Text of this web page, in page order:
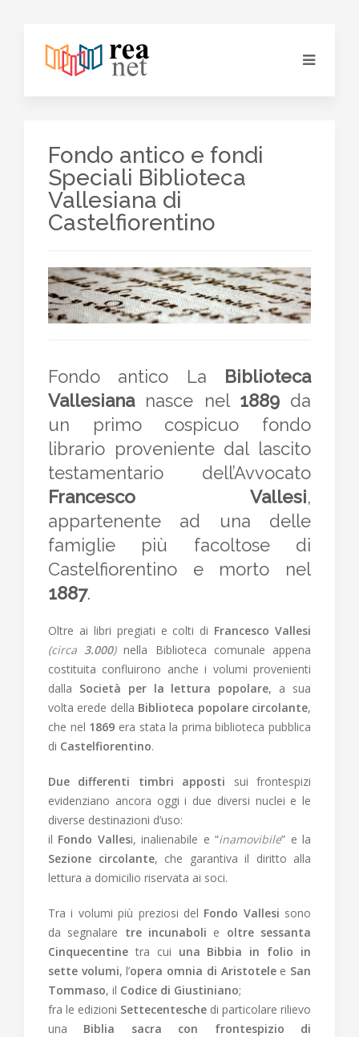
Fondo antico e fondi
Speciali Biblioteca
Vallesiana di
Castelfiorentino
Fondo antico La Biblioteca
Vallesiananasce nel 1889da
un primo cospicuo fondo
librario proveniente dal lascito
testamentario dell’Avvocato
Francesco Vallesi,
appartenente ad una delle
famiglie più facoltose di
Castelfiorentino e morto nel
1887.
Oltre ai libri pregiati e colti di Francesco Vallesi
(circa 3.000)nella Biblioteca comunale appena
costituita confluirono anche i volumi provenienti
dalla Società per la lettura popolare, a sua
volta erede della Biblioteca popolare circolante,
che nel 1869 era stata la prima biblioteca pubblica
di Castelfiorentino.
Due differenti timbri apposti sui frontespizi
evidenziano ancora oggi i due diversi nuclei e le
diverse destinazioni d’uso:
il Fondo Vallesi, inalienabile e “inamovibile” e la
Sezione circolante, che garantiva il diritto alla
lettura a domicilio riservata ai soci.
Tra i volumi più preziosi del Fondo Vallesi sono
da segnalare tre incunaboli e oltre sessanta
Cinquecentine tra cui una Bibbia in folio in
sette volumi, l’opera omnia di Aristotelee San
Tommaso, il Codice di Giustiniano;
fra le edizioni Settecentesche di particolare rilievo
una Biblia sacra con frontespizio di